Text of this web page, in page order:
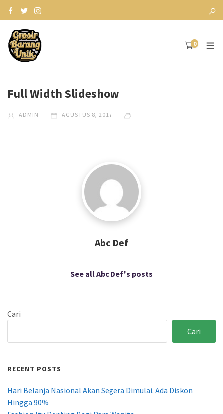
0
Full Width Slideshow
ADMIN AGUSTUS 8, 2017
Abc Def
See all Abc Def's posts
Cari
Cari
RECENT POSTS
Hari Belanja Nasional Akan Segera Dimulai. Ada Diskon
Hingga 90%